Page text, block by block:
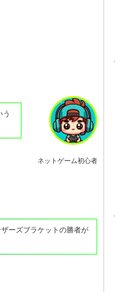
ネットゲーム初心者
う
ーズブラケットの勝者が